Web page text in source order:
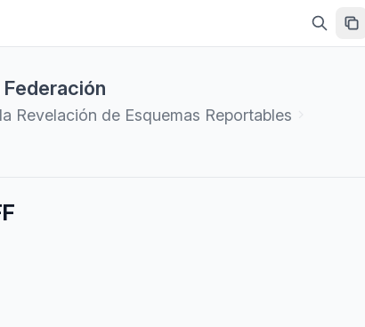
Revelación de Esquemas Reportables